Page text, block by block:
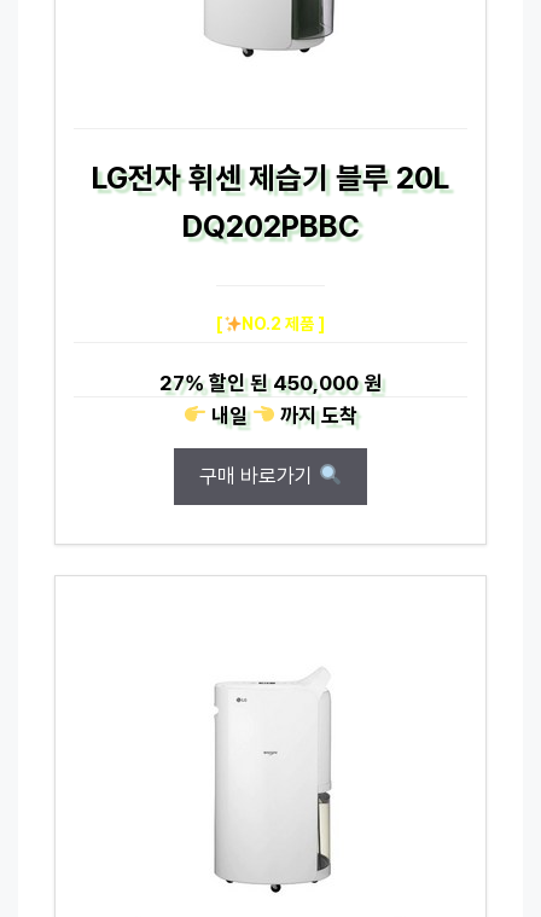
LG전자 휘센 제습기 블루 20L
DQ202PBBC
[ NO.2 제품 ]
27%할인 된450,000 원
내일
까지도착
구매 바로가기